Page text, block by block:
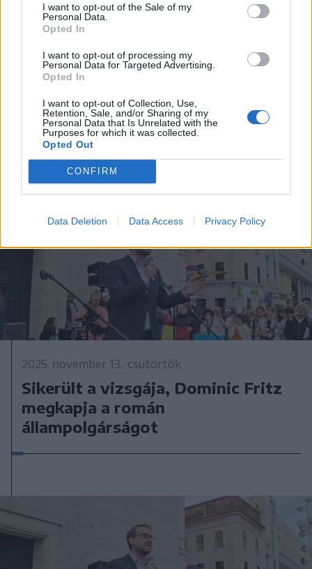
I want to opt-out of the Sale of my
Personal Data.
Opted In
I want to opt-out of processing my
Personal Data for Targeted Advertising.
Opted In
I want to opt-out of Collection, Use,
Retention, Sale, and/or Sharing of my
Personal Data that Is Unrelated with the
Purposes for which it was collected.
Opted Out
CONFIRM
Data Deletion Data Access Privacy Policy
2025. december 08., hétfő
FRISSÍTVE – Óriáshullámok
okozták két román állampolgár
halálát Tenerifén
2025. november 13., csütörtök
Sikerült a vizsgája, Dominic Fritz
megkapja a román
állampolgárságot